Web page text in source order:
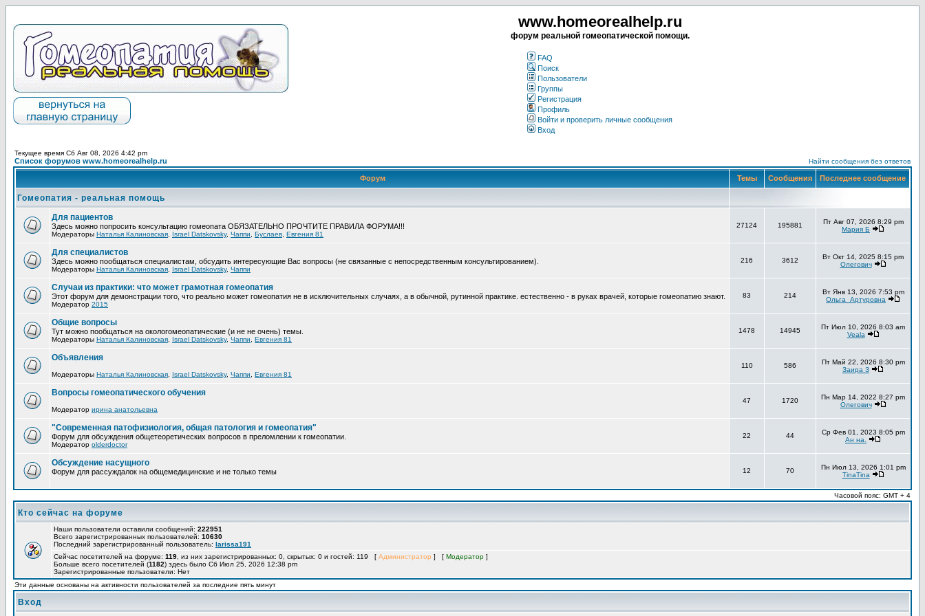
www.homeorealhelp.ru
форум реальной гомеопатической помощи.
FAQ
Поиск
Пользователи
Группы
Регистрация
Профиль
Войти и проверить личные сообщения
Вход
Текущее время Сб Авг 08, 2026 4:42 pm
Список форумов www.homeorealhelp.ru Найти сообщения без ответов
Форум Темы Сообщения Последнее сообщение
Гомеопатия - реальная помощь
Для пациентов
Здесь можно попросить консультацию гомеопата ОБЯЗАТЕЛЬНО ПРОЧТИТЕ ПРАВИЛА ФОРУМА!!!
Модераторы Наталья Калиновская Israel Datskovsky, Чаппи Буслаев Евгения 81
27124 195881
Пт Авг 07, 2026 8:29 pm
Мария Б
Для специалистов
Здесь можно пообщаться специалистам, обсудить интересующие Вас вопросы (не связанные с непосредственным консультированием).
Модераторы Наталья Калиновская Israel Datskovsky, Чаппи
216 3612
Вт Окт 14, 2025 8:15 pm
Олегович
Случаи из практики: что может грамотная гомеопатия
Этот форум для демонстрации того, что реально может гомеопатия не в исключительных случаях, а в обычной, рутинной практике. естественно - в руках врачей, которые гомеопатию знают.
Модератор 2015
83 214
Вт Янв 13, 2026 7:53 pm
Ольга_Артуровна
Общие вопросы
Тут можно пообщаться на окологомеопатические (и не не очень) темы.
Модераторы Наталья Калиновская Israel Datskovsky, Чаппи Евгения 81
1478 14945
Пт Июл 10, 2026 8:03 am
Veala
Объявления
Модераторы Наталья Калиновская Israel Datskovsky, Чаппи Евгения 81
110 586
Пт Май 22, 2026 8:30 pm
Заира З
Вопросы гомеопатического обучения
Модератор ирина анатольевна
47 1720
Пн Мар 14, 2022 8:27 pm
Олегович
"Современная патофизиология, общая патология и гомеопатия"
Форум для обсуждения общетеоретических вопросов в преломлении к гомеопатии.
Модератор olderdoctor
22 44
Ср Фев 01, 2023 8:05 pm
Ан на.
Обсуждение насущного
Форум для рассуждалок на общемедицинские и не только темы 12 70
Пн Июл 13, 2026 1:01 pm
TinaTina
Часовой пояс: GMT + 4
Кто сейчас на форуме
Наши пользователи оставили сообщений: 222951
Всего зарегистрированных пользователей: 10630
Последний зарегистрированный пользователь: larissa191
Сейчас посетителей на форуме: 119 , из них зарегистрированных: 0, скрытых: 0 и гостей: 119 [ Администратор ] [ Модератор ]
Больше всего посетителей (1182) здесь было Сб Июл 25, 2026 12:38 pm
Зарегистрированные пользователи: Нет
Эти данные основаны на активности пользователей за последние пять минут
Вход